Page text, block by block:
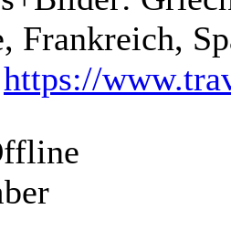
Frankreich,
https://